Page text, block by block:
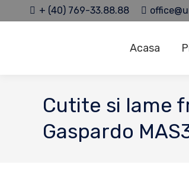
+ (40) 769-33.88.88
Acasa
Cutite si lame
Gaspardo